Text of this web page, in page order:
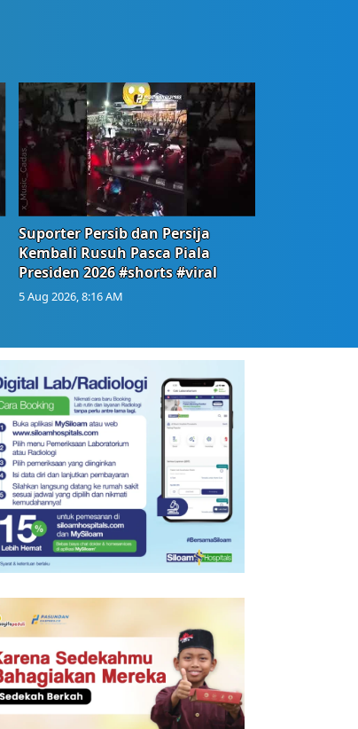
Suporter Persib dan Persija
Kembali Rusuh Pasca Piala
Presiden 2026 #shorts #viral
5 Aug 2026, 8:16 AM